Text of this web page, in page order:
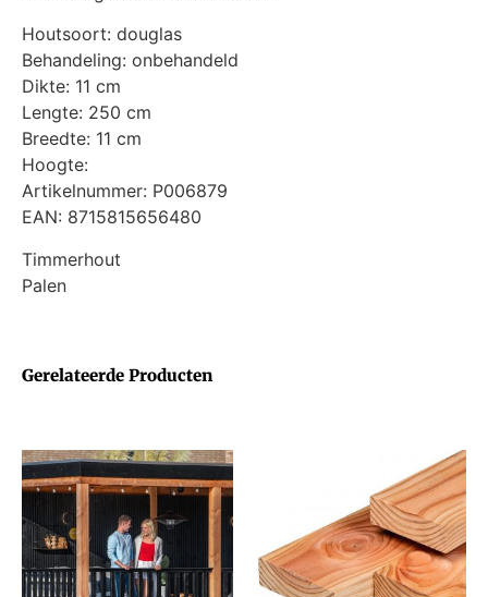
Gerelateerde Producten
Houtsoort: douglas
Behandeling: onbehandeld
Dikte: 11 cm
Lengte: 250 cm
Breedte: 11 cm
Hoogte:
Artikelnummer: P006879
EAN: 8715815656480
Timmerhout
Palen